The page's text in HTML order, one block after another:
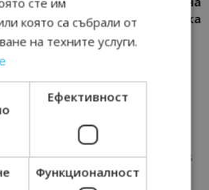
разходка
защо камериерка може да се
за...
с Елица Стоилова 05/08/2026 08:28
която са събрали от
на техните услуги.
Ефективност
Функционалност